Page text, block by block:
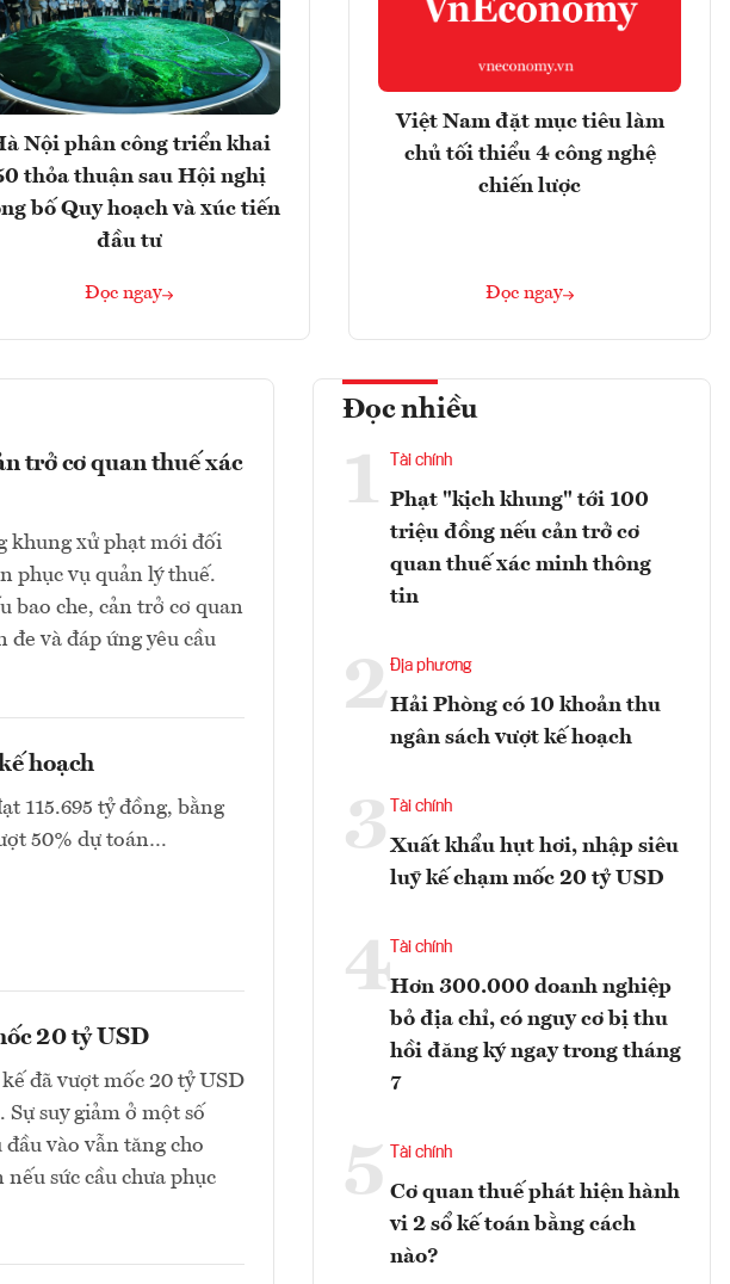
Nội phân công triển khai
thỏa thuận sau Hội nghị
bố Quy hoạch và xúc tiến
đầu tư
Đọc ngay
Việt Nam đặt mục tiêu làm
chủ tối thiểu 4 công nghệ
chiến lược
Đọc ngay
trở cơ quan thuế xác
khung xử phạt mới đối
phục vụ quản lý thuế.
bao che, cản trở cơ quan
và đáp ứng yêu cầu
hoạch
115.695 tỷ đồng, bằng
50% dự toán…
20 tỷ USD
đã vượt mốc 20 tỷ USD
suy giảm ở một số
vào vẫn tăng cho
sức cầu chưa phục
Đọc nhiều
1 Tài chính
Phạt "kịch khung" tới 100
triệu đồng nếu cản trở cơ
quan thuế xác minh thông
tin
2Địa phương
Hải Phòng có 10 khoản thu
ngân sách vượt kế hoạch
3 Tài chính
Xuất khẩu hụt hơi, nhập siêu
luỹ kế chạm mốc 20 tỷ USD
4 Tài chính
Hơn 300.000 doanh nghiệp
bỏ địa chỉ, có nguy cơ bị thu
hồi đăng ký ngay trong tháng
7
5 Tài chính
Cơ quan thuế phát hiện hành
vi 2 sổ kế toán bằng cách
nào?